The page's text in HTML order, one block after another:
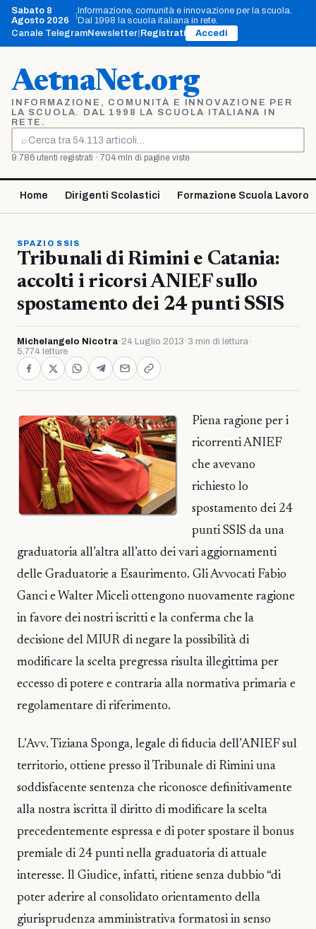
Vai
contenuto
Sabato 8
Agosto 2026
Informazione, comunità e innovazione per la scuola.
Dal 1998 la scuola italiana in rete.
Canale TelegramNewsletter Registrati Accedi
AetnaNet.org
INFORMAZIONE, COMUNITÀ E INNOVAZIONE PER
LA SCUOLA. DAL 1998 LA SCUOLA ITALIANA IN
RETE.
⌕
Cerca
9.786 utenti registrati · 704 mln di pagine viste
Home Dirigenti Scolastici Formazione Scuola Lavoro
SPAZIO SSIS
Tribunali di Rimini e Catania:
accolti i ricorsi ANIEF sullo
spostamento dei 24 punti SSIS
Michelangelo Nicotra· 24 Luglio 2013 · 3 min di lettura·
5.774 letture
Piena ragione per i
ricorrenti ANIEF
che avevano
richiesto lo
spostamento dei 24
punti SSIS da una
graduatoria all’altra all’atto dei vari aggiornamenti
delle Graduatorie a Esaurimento. Gli Avvocati Fabio
Ganci e Walter Miceli ottengono nuovamente ragione
in favore dei nostri iscritti e la conferma che la
decisione del MIUR di negare la possibilità di
modificare la scelta pregressa risulta illegittima per
eccesso di potere e contraria alla normativa primaria e
regolamentare di riferimento.
L’Avv. Tiziana Sponga, legale di fiducia dell’ANIEF sul
territorio, ottiene presso il Tribunale di Rimini una
soddisfacente sentenza che riconosce definitivamente
alla nostra iscritta il diritto di modificare la scelta
precedentemente espressa e di poter spostare il bonus
premiale di 24 punti nella graduatoria di attuale
interesse. Il Giudice, infatti, ritiene senza dubbio “di
poter aderire al consolidato orientamento della
giurisprudenza amministrativa formatosi in senso